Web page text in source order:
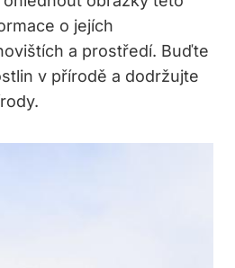
o jejích
a prostředí. Buďte
v přírodě a dodržujte